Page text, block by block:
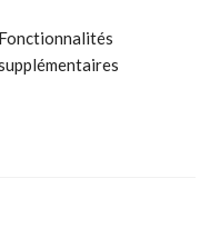
Fonctionnalités